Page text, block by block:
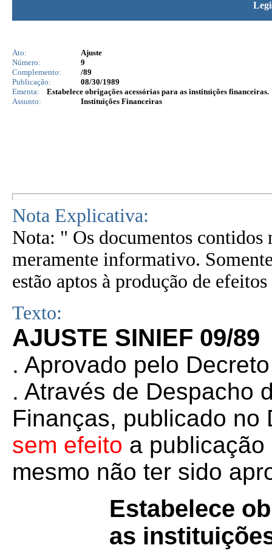
Ato:
Ajuste
Número:
9
Complemento:
/89
Publicação:
08/30/1989
Ementa:
Estabelece obrigações acessórias para as instituições financeiras.
Assunto:
Instituições Financeiras
Nota Explicativa:
Nota: " Os documentos contidos
meramente informativo.
estão aptos à produção de
Texto:
AJUSTE SINIEF 09/89
. Aprovado pelo
. Através de Despacho
Finanças, publicado no
sem efeito a
mesmo não ter sido
Estabelece
as